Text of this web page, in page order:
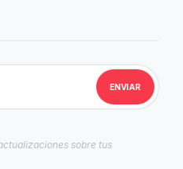
sobre tus